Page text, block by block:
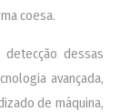
coesa.
dessas
avançada,
de máquina,